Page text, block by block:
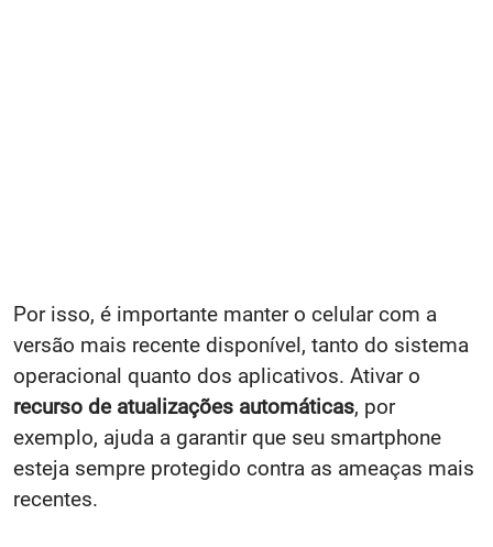
Por isso, é importante manter o celular com a
versão mais recente disponível, tanto do sistema
operacional quanto dos aplicativos. Ativar o
recurso de atualizações automáticas, por
exemplo, ajuda a garantir que seu smartphone
esteja sempre protegido contra as ameaças mais
recentes.